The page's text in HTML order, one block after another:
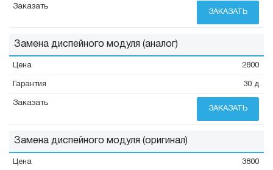
ЗАКАЗАТЬ
Замена диспейного модуля (аналог)
2800
30 д
ЗАКАЗАТЬ
Замена диспейного модуля (оригинал)
3800